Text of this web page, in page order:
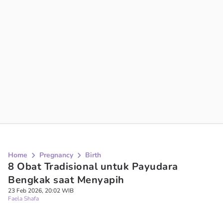
Home Pregnancy Birth
8 Obat Tradisional untuk Payudara
Bengkak saat Menyapih
23 Feb 2026, 20:02 WIB
Faela Shafa